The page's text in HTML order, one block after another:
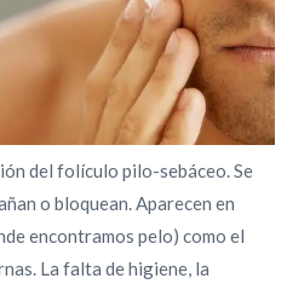
del folículo pilo-sebáceo. Se
o bloquean. Aparecen en
encontramos pelo) como el
La falta de higiene, la